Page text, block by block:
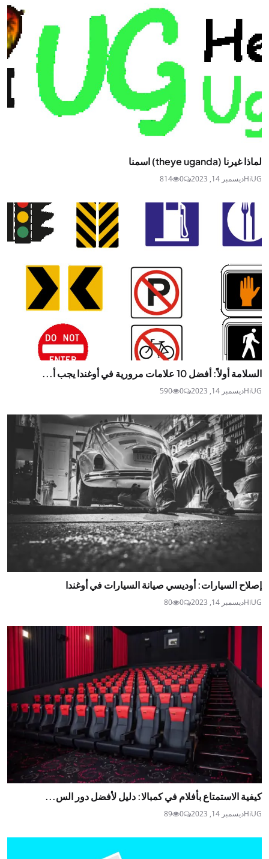
لماذا غيرنا (theye uganda) اسمنا
HiUGديسمبر 14, 2023 0
814
السلامة أولاً: أفضل 10 علامات مرورية في أوغندا يجب أ...
HiUGديسمبر 14, 2023 0
590
إصلاح السيارات: أوديسي صيانة السيارات في أوغندا
HiUGديسمبر 14, 2023 0
80
كيفية الاستمتاع بأفلام في كمبالا: دليل لأفضل دور الس...
HiUGديسمبر 14, 2023 0
89